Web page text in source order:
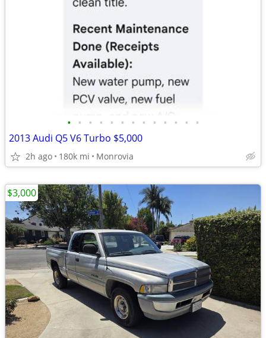
• • • • • • • • • • • • •
2013 Audi Q5 V6 Turbo $5,000
2h ago 180k mi Monrovia
$3,000